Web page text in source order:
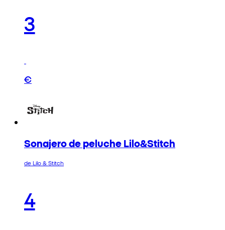
3
€
Sonajero de peluche Lilo&Stitch
de Lilo & Stitch
4